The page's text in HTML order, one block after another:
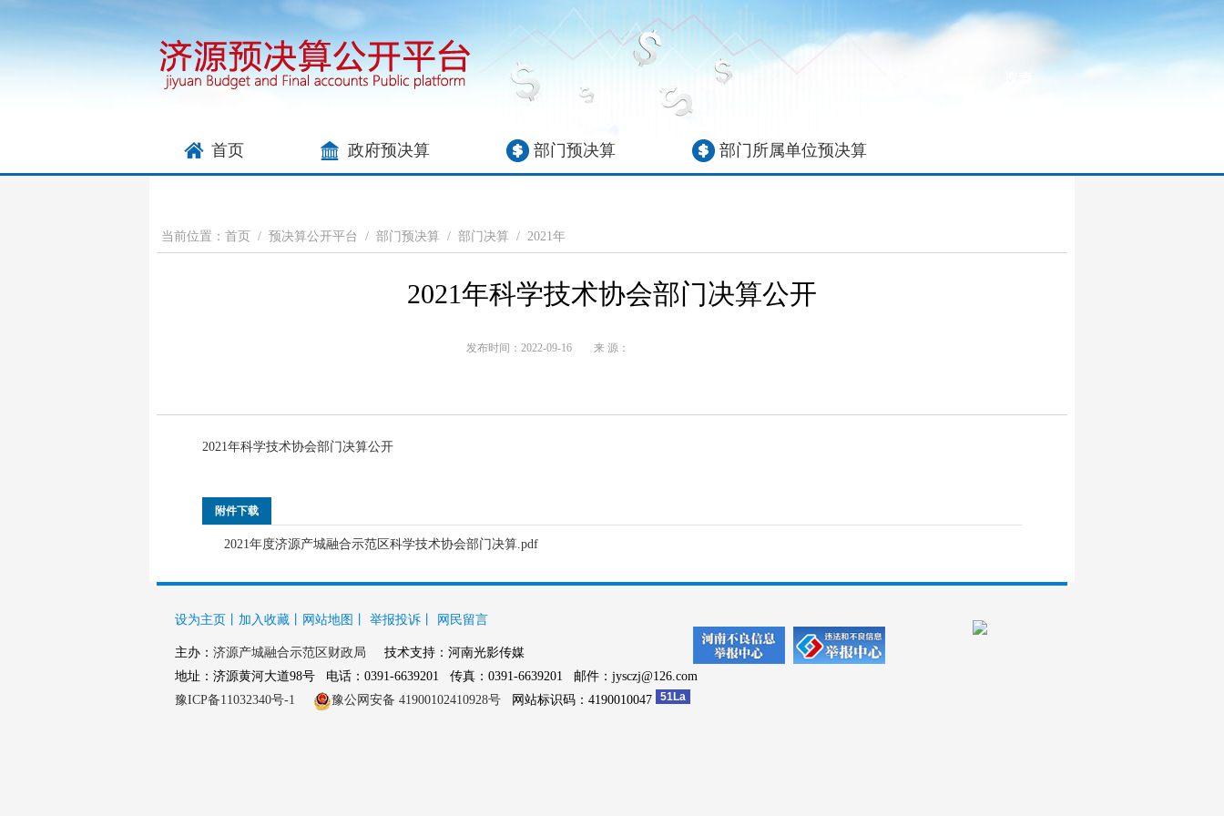
首页 政府预决算 部门预决算 部门所属单位预决算
当前位置： 首页 / 预决算公开平台 / 部门预决算 / 部门决算 / 2021年
2021年科学技术协会部门决算公开
发布时间：2022-09-16 来 源：
2021年科学技术协会部门决算公开
附件下载
2021年度济源产城融合示范区科学技术协会部门决算.pdf
设为主页 加入收藏 网站地图 举报投诉 网民留言
主办： 济源产城融合示范区财政局 技术支持：河南光影传媒
地址：济源黄河大道98号 电话：0391-6639201 传真：0391-6639201 邮件：jysczj@126.com
豫ICP备11032340号-1
豫公网安备 41900102410928号 网站标识码：4190010047 51La